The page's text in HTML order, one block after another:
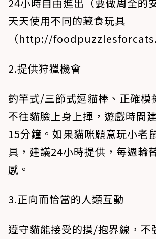
24小時自由進出（要做周全的
天天使用不同的藏食玩具
（http://
2️.提供狩獵機會
釣竿式/三節式逗貓棒、正確模
不往貓臉上身上揮，遊戲時間
15分鐘。如果貓咪願意玩小老
具，建議24小時提供，每週輪
感。
3️.正向而恰當的人類互動
遵守貓能接受的摸/抱界線，不